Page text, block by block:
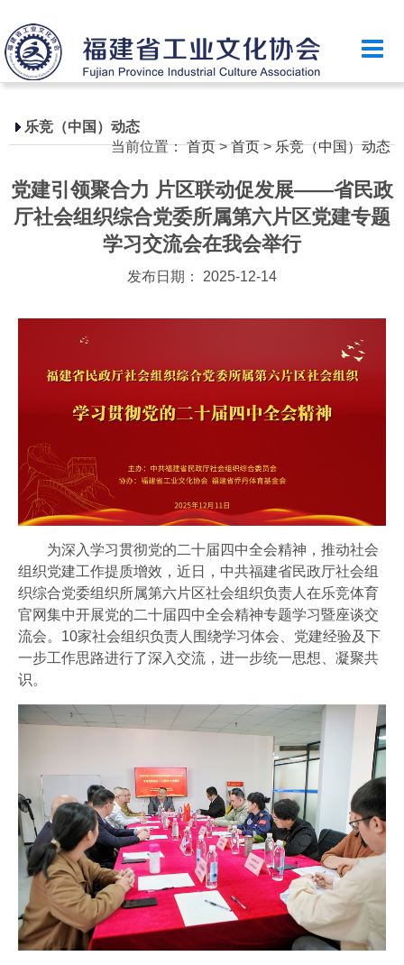
首页
乐竞（中国）简介
国家政策
省级政策
地方政策
工业文化
乐竞（中国）月刊
联系我们
加入我们
乐竞（中国）动态
当前位置：首页>首页>乐竞（中国）动态
党建引领聚合力 片区联动促发展——省民政
厅社会组织综合党委所属第六片区党建专题
学习交流会在我会举行
发布日期： 2025-12-14
为深入学习贯彻党的二十届四中全会精神，推动社会
组织党建工作提质增效，近日，中共福建省民政厅社会组
织综合党委组织所属第六片区社会组织负责人在乐竞体育
官网集中开展党的二十届四中全会精神专题学习暨座谈交
流会。10家社会组织负责人围绕学习体会、党建经验及下
一步工作思路进行了深入交流，进一步统一思想、凝聚共
识。